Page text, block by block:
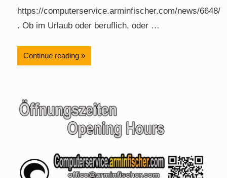
https://computerservice.arminfischer.com/news/6648/
. Ob im Urlaub oder beruflich, oder …
Continue reading